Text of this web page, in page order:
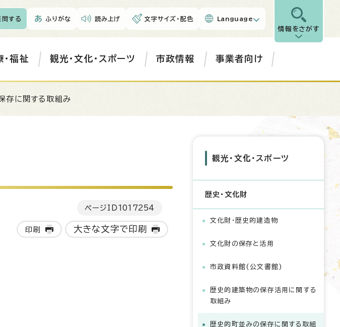
問する ふりがな 読み上げ 文字サイズ・配色 Language
情報をさがす
・福祉 観光・文化・スポーツ 市政情報 事業者向け
存に関する取組み
ページID 1017254
印刷 大きな文字で印刷
観光・文化・スポーツ
歴史・文化財
文化財・歴史的建造物
文化財の保存と活用
市政資料館(公文書館)
歴史的建築物の保存活用に関する
取組み
歴史的町並みの保存に関する取組